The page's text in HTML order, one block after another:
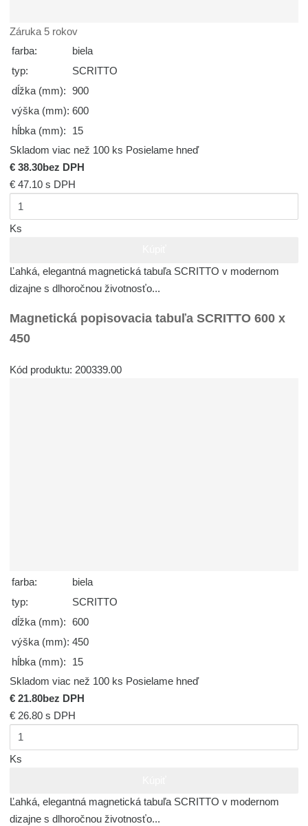
Záruka 5 rokov
farba:
biela
typ:
SCRITTO
dĺžka (mm): 900
výška (mm): 600
hĺbka (mm):
15
Skladom viac než 100 ks Posielame hneď
€ 38.30bez DPH
€ 47.10s DPH
Ks
Ľahká, elegantná magnetická tabuľa SCRITTO v modernom
dizajne s dlhoročnou životnosťo...
Magnetická popisovacia tabuľa SCRITTO 600 x
450
Kód produktu: 200339.00
farba:
biela
typ:
SCRITTO
dĺžka (mm): 600
výška (mm): 450
hĺbka (mm):
15
Skladom viac než 100 ks Posielame hneď
€ 21.80bez DPH
€ 26.80s DPH
Ks
Ľahká, elegantná magnetická tabuľa SCRITTO v modernom
dizajne s dlhoročnou životnosťo...